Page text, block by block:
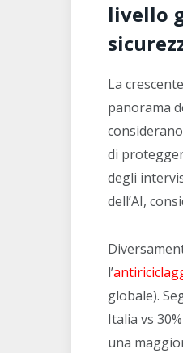
livello
La
panorama
di
degli
dell’AI,
l’
globale).
Italia vs
una